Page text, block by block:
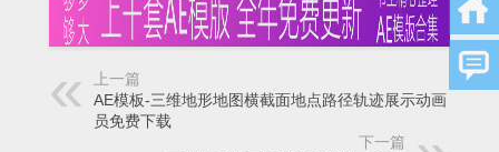
上一篇
AE模板-三维地形地图横截面地点路径轨迹展示动画 年会
员免费下载
下一篇